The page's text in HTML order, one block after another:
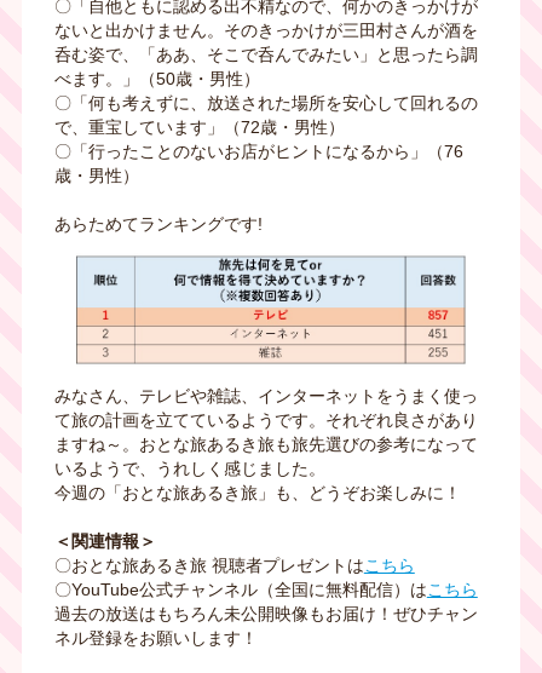
〇「自他ともに認める出不精なので、何かのきっかけが
ないと出かけません。そのきっかけが三田村さんが酒を
呑む姿で、「ああ、そこで呑んでみたい」と思ったら調
べます。」（50歳・男性）
〇「何も考えずに、放送された場所を安心して回れるの
で、重宝しています」（72歳・男性）
〇「行ったことのないお店がヒントになるから」（76
歳・男性）
あらためてランキングです!
みなさん、テレビや雑誌、インターネットをうまく使っ
て旅の計画を立てているようです。それぞれ良さがあり
ますね～。おとな旅あるき旅も旅先選びの参考になって
いるようで、うれしく感じました。
今週の「おとな旅あるき旅」も、どうぞお楽しみに！
＜関連情報＞
〇おとな旅あるき旅 視聴者プレゼントはこちら
〇YouTube公式チャンネル（全国に無料配信）はこちら
過去の放送はもちろん未公開映像もお届け！ぜひチャン
ネル登録をお願いします！